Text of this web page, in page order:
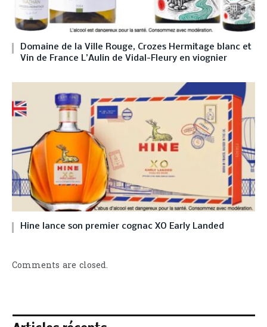
Domaine de la Ville Rouge, Crozes Hermitage blanc et
Vin de France L’Aulin de Vidal-Fleury en viognier
Hine lance son premier cognac XO Early Landed
Comments are closed.